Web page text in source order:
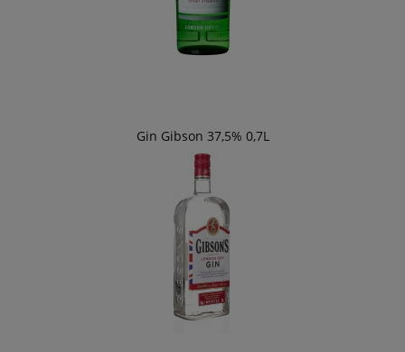
Gin Gibson 37,5% 0,7L